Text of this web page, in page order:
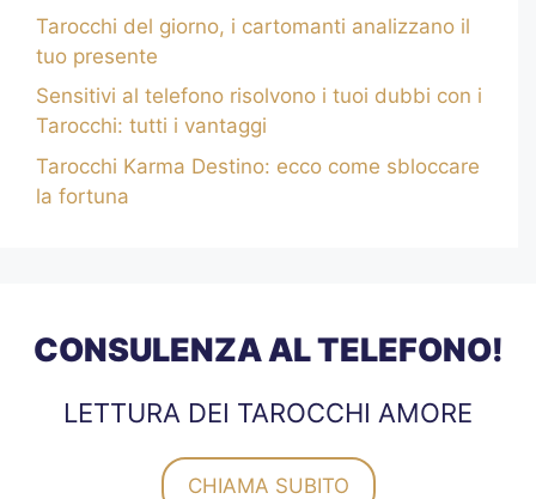
Tarocchi del giorno, i cartomanti analizzano il
tuo presente
Sensitivi al telefono risolvono i tuoi dubbi con i
Tarocchi: tutti i vantaggi
Tarocchi Karma Destino: ecco come sbloccare
la fortuna
CONSULENZA AL TELEFONO!
LETTURA DEI TAROCCHI AMORE
CHIAMA SUBITO